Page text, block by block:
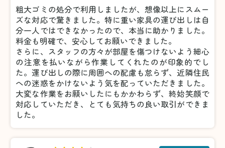
粗大ゴミの処分で利用しましたが、想像以上にスムー
ズな対応で驚きました。特に重い家具の運び出しは自
分一人ではできなかったので、本当に助かりました。
料金も明確で、安心してお願いできました。
さらに、スタッフの方々が部屋を傷つけないよう細心
の注意を払いながら作業してくれたのが印象的でし
た。運び出しの際に周囲への配慮も怠らず、近隣住民
への迷惑をかけないよう気を配っていただきました。
大変な作業をお願いしたにもかかわらず、終始笑顔で
対応していただき、とても気持ちの良い取引ができま
した。